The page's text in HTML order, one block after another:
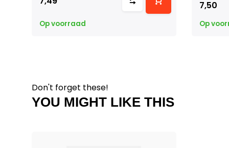
Op voorraad
7,50
Op
Don't forget these!
YOU MIGHT LIKE THIS